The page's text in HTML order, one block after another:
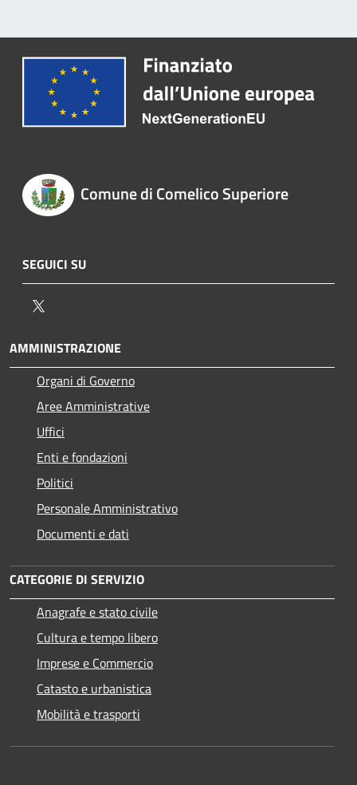
Comune di Comelico Superiore
SEGUICI SU
AMMINISTRAZIONE
Organi di Governo
Aree Amministrative
Uffici
Enti e fondazioni
Politici
Personale Amministrativo
Documenti e dati
CATEGORIE DI SERVIZIO
Anagrafe e stato civile
Cultura e tempo libero
Imprese e Commercio
Catasto e urbanistica
Mobilità e trasporti